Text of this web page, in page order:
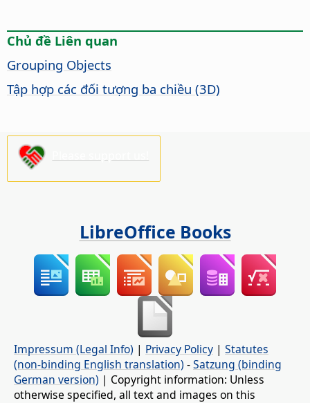
Chủ đề Liên quan
Grouping Objects
Tập hợp các đối tượng ba chiều (3D)
LibreOffice Books
Impressum (Legal Info) | Privacy Policy | Statutes
(non-binding English translation) -Satzung (binding
German version) | Copyright information: Unless
otherwise specified, all text and images on this